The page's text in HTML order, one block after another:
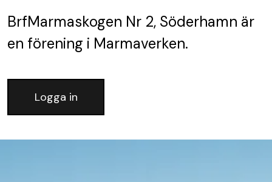
BrfMarmaskogen Nr 2, Söderhamn är
en förening i Marmaverken.
Logga in